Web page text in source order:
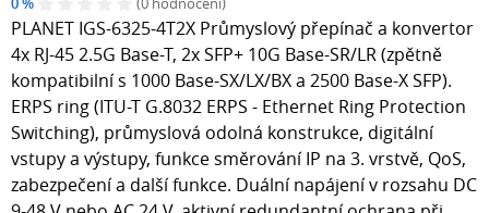
PLANET IGS-6325-4T2X Průmyslový přepínač a konvertor
4x RJ-45 2.5G Base-T, 2x SFP+ 10G Base-SR/LR (zpětně
kompatibilní s 1000 Base-SX/LX/BX a 2500 Base-X SFP).
ERPS ring (ITU-T G.8032 ERPS - Ethernet Ring Protection
Switching), průmyslová odolná konstrukce, digitální
vstupy a výstupy, funkce směrování IP na 3. vrstvě, QoS,
zabezpečení a další funkce. Duální napájení v rozsahu DC